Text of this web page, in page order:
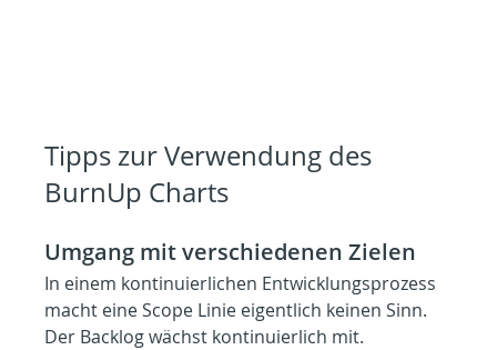
Tipps zur Verwendung des
BurnUp Charts
Umgang mit verschiedenen Zielen
In einem kontinuierlichen Entwicklungsprozess
macht eine Scope Linie eigentlich keinen Sinn.
Der Backlog wächst kontinuierlich mit.